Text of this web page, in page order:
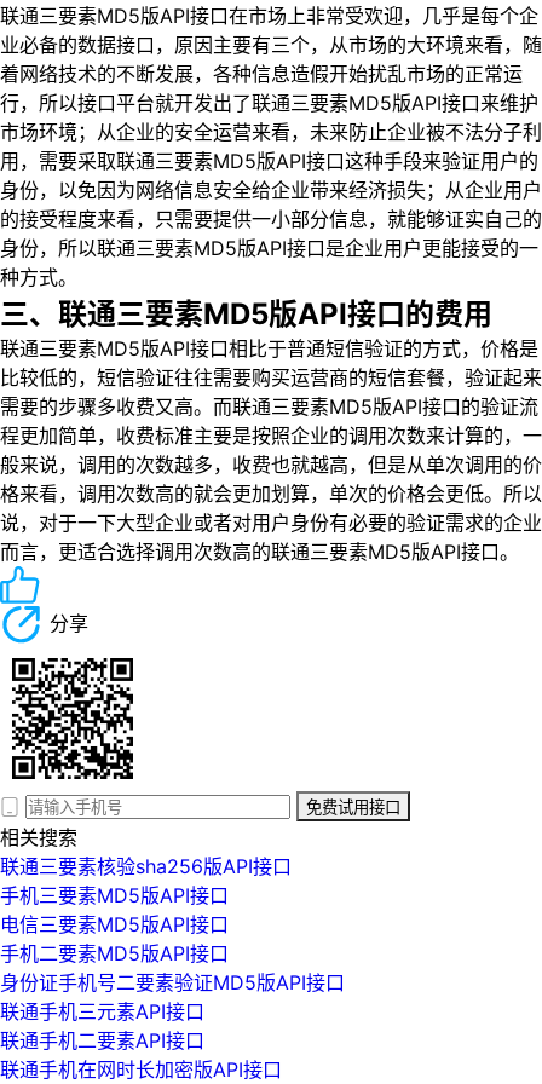
联通三要素MD5版API接口在市场上非常受欢迎，几乎是每个企
业必备的数据接口，原因主要有三个，从市场的大环境来看，随
着网络技术的不断发展，各种信息造假开始扰乱市场的正常运
行，所以接口平台就开发出了联通三要素MD5版API接口来维护
市场环境；从企业的安全运营来看，未来防止企业被不法分子利
用，需要采取联通三要素MD5版API接口这种手段来验证用户的
身份，以免因为网络信息安全给企业带来经济损失；从企业用户
的接受程度来看，只需要提供一小部分信息，就能够证实自己的
身份，所以联通三要素MD5版API接口是企业用户更能接受的一
种方式。
三、联通三要素MD5版API接口的费用
联通三要素MD5版API接口相比于普通短信验证的方式，价格是
比较低的，短信验证往往需要购买运营商的短信套餐，验证起来
需要的步骤多收费又高。而联通三要素MD5版API接口的验证流
程更加简单，收费标准主要是按照企业的调用次数来计算的，一
般来说，调用的次数越多，收费也就越高，但是从单次调用的价
格来看，调用次数高的就会更加划算，单次的价格会更低。所以
说，对于一下大型企业或者对用户身份有必要的验证需求的企业
而言，更适合选择调用次数高的联通三要素MD5版API接口。
分享
免费试用接口
相关搜索
联通三要素核验sha256版API接口
手机三要素MD5版API接口
电信三要素MD5版API接口
手机二要素MD5版API接口
身份证手机号二要素验证MD5版API接口
联通手机三元素API接口
联通手机二要素API接口
联通手机在网时长加密版API接口